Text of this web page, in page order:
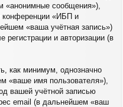
«анонимные сообщения»),
конференции «ИБП и
«ваша учётная запись»)
и авторизации (в
как минимум, однозначно
«ваше имя пользователя»),
вашей учётной записью
email (в дальнейшем «ваш